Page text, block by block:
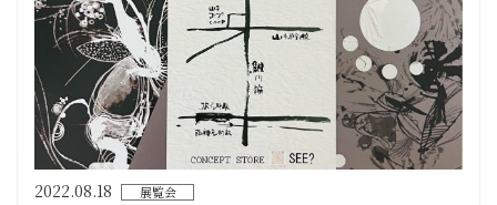
2022.08.18 展覧会